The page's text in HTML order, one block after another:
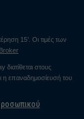
15’. Οι τιμές των
στους
η επαναδημοσίευσή του